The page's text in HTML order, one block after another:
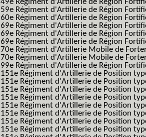
49e Régiment d'Artillerie de Région
59e Régiment d'Artillerie de Région
60e Régiment d'Artillerie de Région
69e Régiment d'Artillerie de Région
69e Régiment d'Artillerie de Région
69e Régiment d'Artillerie de Région
70e Régiment d'Artillerie Mobile de
70e Régiment d'Artillerie Mobile de
99e Régiment d'Artillerie de Région
151e Régiment d'Artillerie de Position
151e Régiment d'Artillerie de Position
151e Régiment d'Artillerie de Position
151e Régiment d'Artillerie de Position
151e Régiment d'Artillerie de Position
151e Régiment d'Artillerie de Position
151e Régiment d'Artillerie de Position
151e Régiment d'Artillerie de Position